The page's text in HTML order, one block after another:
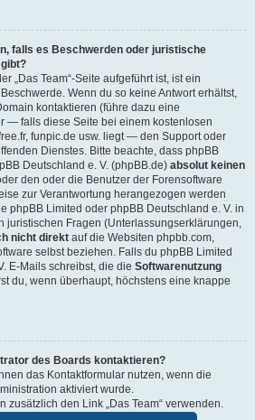
falls es Beschwerden oder juristische
„Das Team“-Seite aufgeführt ist, ist ein
Wenn du so keine Antwort erhältst,
kontaktieren (führe dazu eine
— falls diese Seite bei einem kostenlosen
funpic.de usw. liegt — den Support oder
Dienstes. Bitte beachte, dass phpBB
Deutschland e. V. (phpBB.de) absolut keinen
den oder die Benutzer der Forensoftware
zur Verantwortung herangezogen werden
phpBB Limited oder phpBB Deutschland e. V. in
juristischen Fragen (Unterlassungserklärungen,
nicht direkt auf die Websiten phpbb.com,
selbst beziehen. Falls du phpBB Limited
E-Mails schreibst, die die Softwarenutzung
du, wenn überhaupt, höchstens eine knappe
des Boards kontaktieren?
das Kontaktformular nutzen, wenn die
aktiviert wurde.
zusätzlich den Link „Das Team“ verwenden.